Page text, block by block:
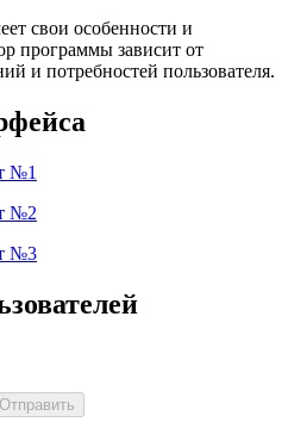
свои особенности и
программы зависит от
и потребностей пользователя.